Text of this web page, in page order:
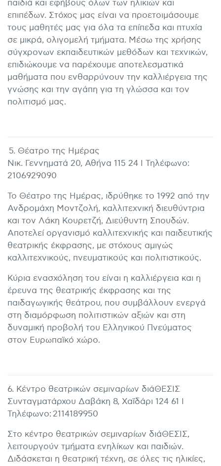
παιδιά και εφήβους όλων των ηλικιών και
επιπέδων. Στόχος μας είναι να προετοιμάσουμε
τους μαθητές μας για όλα τα επίπεδα και πτυχία
σε μικρά, ολιγομελή τμήματα. Μέσω της χρήσης
σύγχρονων εκπαιδευτικών μεθόδων και τεχνικών,
επιδιώκουμε να παρέχουμε αποτελεσματικά
μαθήματα που ενθαρρύνουν την καλλιέργεια της
γνώσης και την αγάπη για τη γλώσσα και τον
πολιτισμό μας.
5. Θέατρο της Ημέρας
Νικ. Γεννηματά 20, Αθήνα 115 24 I Τηλέφωνο:
2106929090
Το Θέατρο της Ημέρας, ιδρύθηκε το 1992 από την
Ανδρομάχη Μοντζολή, καλλιτεχνική διευθύντρια
και τον Λάκη Κουρετζή, Διεύθυντη Σπουδών.
Αποτελεί οργανισμό καλλιτεχνικής και παιδευτικής
θεατρικής έκφρασης, με στόχους αμιγώς
καλλιτεχνικούς, πνευματικούς και πολιτιστικούς.
Κύρια ενασχόληση του είναι η καλλιέργεια και η
έρευνα της θεατρικής έκφρασης και της
παιδαγωγικής θεάτρου, που συμβάλλουν ενεργά
στη διαμόρφωση πολιτιστικών αξιών και στη
δυναμική προβολή του Ελληνικού Πνεύματος
στον Ευρωπαϊκό χώρο.
6. Κέντρο θεατρικών σεμιναρίων διάΘΕΣΙΣ
Συνταγματάρχου Δαβάκη 8, Χαϊδάρι 124 61 I
Τηλέφωνο: 2114189950
Στο κέντρο θεατρικών σεμιναρίων διάΘΕΣΙΣ,
λειτουργούν τμήματα ενηλίκων και παιδιών.
Διδάσκεται η θεατρική τέχνη, σε όλες τις ηλικίες,